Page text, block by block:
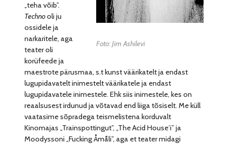
Foto: Jim Ashilevi
„teha võib”.
Technooli ju
ossidele ja
narkaritele, aga
teater oli
korüfeede ja
maestrote pärusmaa, s.t kunst väärikatelt ja endast
lugupidavatelt inimestelt väärikatele ja endast
lugupidavatele inimestele. Ehk siis inimestele, kes on
reaalsusest irdunud ja võtavad end liiga tõsiselt. Me küll
vaatasime sõpradega teismelistena korduvalt
Kinomajas „Trainspottingut”, „The Acid Houseʼi” ja
Moodyssoni „Fucking Åmåli”, aga et teater midagi